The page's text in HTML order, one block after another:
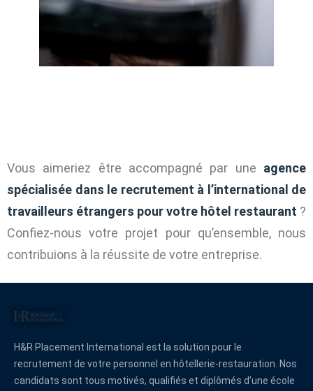
Vous aimeriez être accompagné par une agence
spécialisée dans le recrutement à l’international de
travailleurs étrangers pour votre hôtel restaurant ?
Confiez-nous votre projet pour qu’ensemble, nous
contribuions à la réussite de votre entreprise.
H&R Placement International est la solution pour le
recrutement de votre personnel en hôtellerie-restauration. Nos
candidats sont tous motivés, qualifiés et diplômés d’une école